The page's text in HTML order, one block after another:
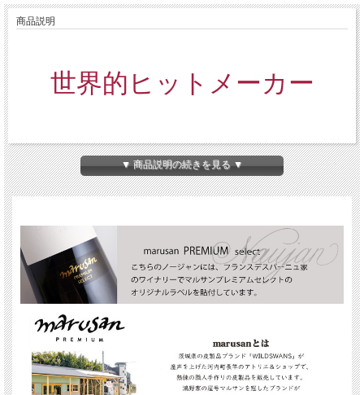
商品説明
世界的ヒットメーカー
デスパーニュ家の新作ワイ
ン「ノージャン」
ﾃﾞｽﾊﾟｰﾆｭ家は、ﾎﾞﾙﾄﾞｰ”未開の地”ｱﾝﾄｩﾙ･ﾄﾞｩ･ﾒｰﾙで常に革新的なﾜｲﾝづくりを続け
ており、ﾎﾞﾙﾄﾞｰ既存のｸﾞﾗﾝｳﾞｧﾝの世界に新風を吹き込んできました。ﾓﾝﾍﾟﾗやｼﾞﾛ
ﾗｰﾄなどは、既に日本国内でも銘醸ﾜｲﾝとして認知されています。
今回ご紹介する”ノージャン”は新作のキュヴェ。 「ワイルドスワンズ」が生み出す
革製品同様、ワインも時を経て現れる熟成の楽しさをお届けします。
▼ 商品説明の続きを見る ▼